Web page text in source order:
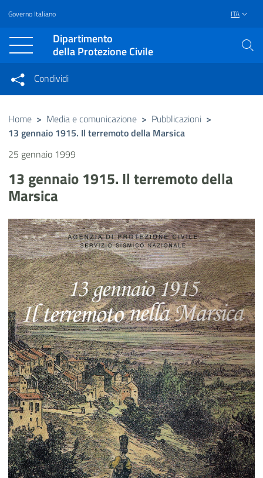
Vai al contenuto principale
Raggiungi il piè di pagina
Governo Italiano ITA
Dipartimento
della Protezione Civile
Condividi su Facebook
Condividi su Twitter
Condividi su LinkedIn
Condividi
Condividi sui social network
Home > Media e comunicazione > Pubblicazioni >
13 gennaio 1915. Il terremoto della Marsica
25 gennaio 1999
13 gennaio 1915. Il terremoto della
Marsica